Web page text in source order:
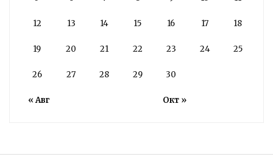
« Авг Окт »
12 13 14 15 16 17 18
19 20 21 22 23 24 25
26 27 28 29 30